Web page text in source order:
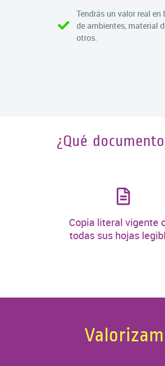
Tendrás un valor real
de ambientes, material
otros.
¿Qué
Copia literal vigente
todas sus hojas